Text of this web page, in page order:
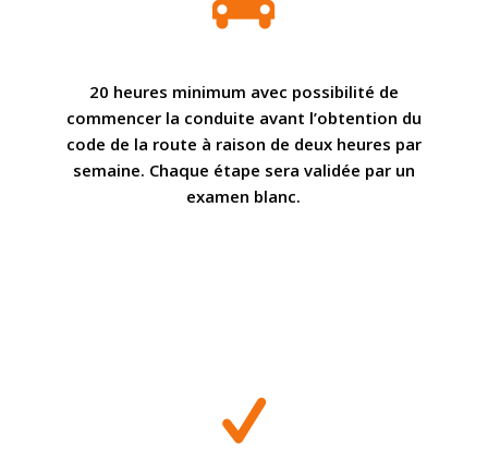
20 heures minimum avec possibilité de
commencer la conduite avant l’obtention du
code de la route à raison de deux heures par
semaine. Chaque étape sera validée par un
examen blanc.